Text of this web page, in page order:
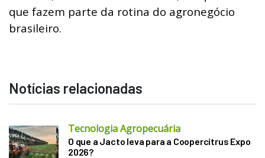
que fazem parte da rotina do agronegócio
brasileiro.
Notícias relacionadas
Tecnologia Agropecuária
O que a Jacto leva para a Coopercitrus Expo
2026?